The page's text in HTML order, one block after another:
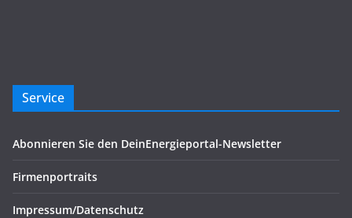
Service
Abonnieren Sie den DeinEnergieportal-Newsletter
Firmenportraits
Impressum/Datenschutz